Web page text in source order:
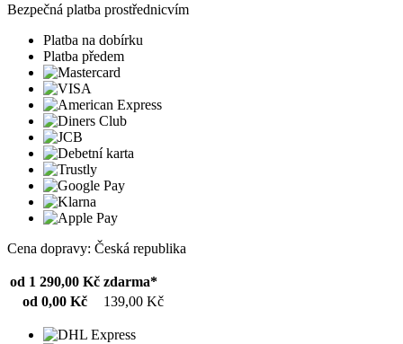
Bezpečná platba prostřednicvím
Platba na dobírku
Platba předem
Cena dopravy: Česká republika
od 1 290,00 Kč zdarma*
od 0,00 Kč
139,00 Kč